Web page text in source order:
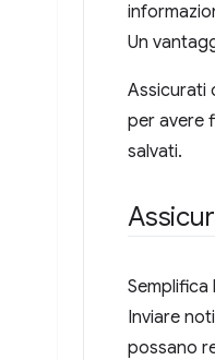
Un
Assicurati
per avere
salvati.
Inviare
possano